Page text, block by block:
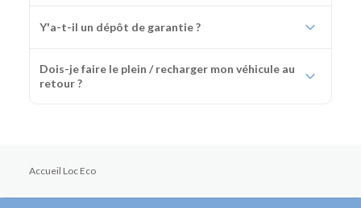
Y'a-t-il un dépôt de garantie ?
Dois-je faire le plein / recharger mon véhicule au
retour ?
Accueil Loc Eco